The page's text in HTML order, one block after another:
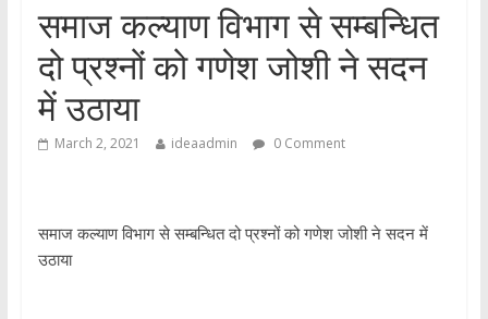
समाज कल्याण विभाग से सम्बन्धित
दो प्रश्नों को गणेश जोशी ने सदन
में उठाया
March 2, 2021 ideaadmin 0 Comment
समाज कल्याण विभाग से सम्बन्धित दो प्रश्नों को गणेश जोशी ने सदन में
उठाया